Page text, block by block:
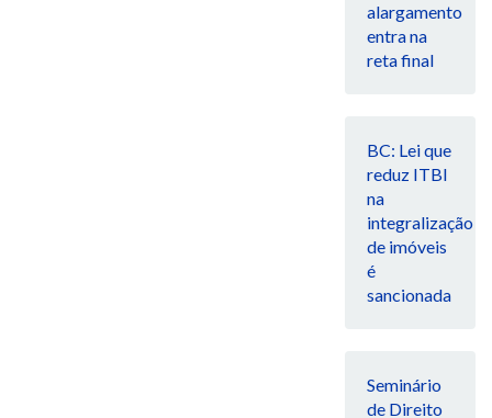
alargamento
entra na
reta final
BC: Lei que
reduz ITBI
na
integralização
de imóveis
é
sancionada
Seminário
de Direito